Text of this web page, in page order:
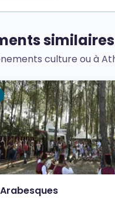
similaires
culture ou à